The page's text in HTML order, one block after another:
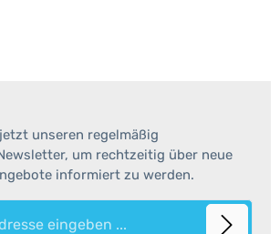
unseren regelmäßig
um rechtzeitig über neue
informiert zu werden.